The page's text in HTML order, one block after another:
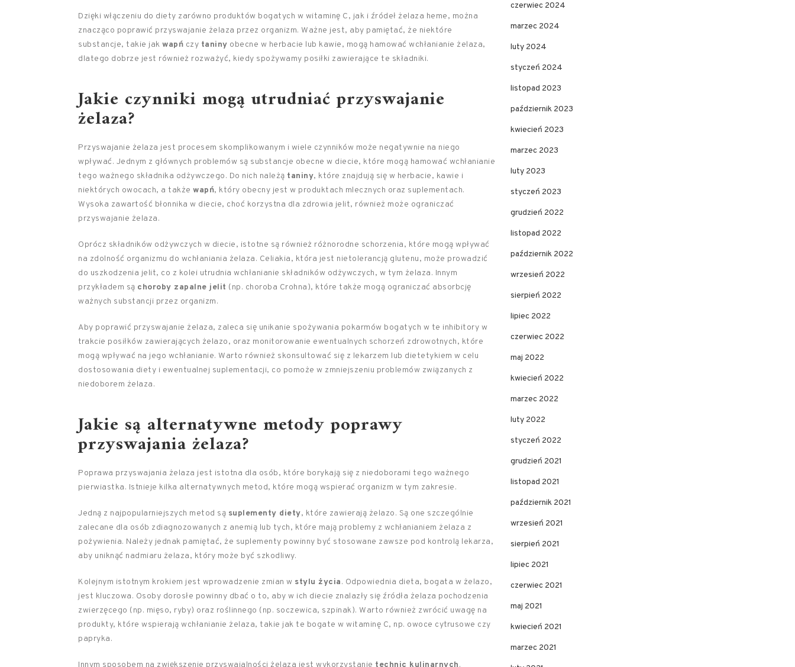
Dzięki włączeniu do diety zarówno produktów bogatych w witaminę C, jak i źródeł żelaza heme, można
znacząco poprawić przyswajanie żelaza przez organizm. Ważne jest, aby pamiętać, że niektóre
substancje, takie jak wapń czy taniny obecne w herbacie lub kawie, mogą hamować wchłanianie żelaza,
dlatego dobrze jest również rozważyć, kiedy spożywamy posiłki zawierające te składniki.
Jakie czynniki mogą utrudniać przyswajanie
żelaza?
Przyswajanie żelaza jest procesem skomplikowanym i wiele czynników może negatywnie na niego
wpływać. Jednym z głównych problemów są substancje obecne w diecie, które mogą hamować wchłanianie
tego ważnego składnika odżywczego. Do nich należą taniny, które znajdują się w herbacie, kawie i
niektórych owocach, a także wapń, który obecny jest w produktach mlecznych oraz suplementach.
Wysoka zawartość błonnika w diecie, choć korzystna dla zdrowia jelit, również może ograniczać
przyswajanie żelaza.
Oprócz składników odżywczych w diecie, istotne są również różnorodne schorzenia, które mogą wpływać
na zdolność organizmu do wchłaniania żelaza. Celiakia, która jest nietolerancją glutenu, może prowadzić
do uszkodzenia jelit, co z kolei utrudnia wchłanianie składników odżywczych, w tym żelaza. Innym
przykładem są choroby zapalne jelit (np. choroba Crohna), które także mogą ograniczać absorbcję
ważnych substancji przez organizm.
Aby poprawić przyswajanie żelaza, zaleca się unikanie spożywania pokarmów bogatych w te inhibitory w
trakcie posiłków zawierających żelazo, oraz monitorowanie ewentualnych schorzeń zdrowotnych, które
mogą wpływać na jego wchłanianie. Warto również skonsultować się z lekarzem lub dietetykiem w celu
dostosowania diety i ewentualnej suplementacji, co pomoże w zmniejszeniu problemów związanych z
niedoborem żelaza.
Jakie są alternatywne metody poprawy
przyswajania żelaza?
Poprawa przyswajania żelaza jest istotna dla osób, które borykają się z niedoborami tego ważnego
pierwiastka. Istnieje kilka alternatywnych metod, które mogą wspierać organizm w tym zakresie.
Jedną z najpopularniejszych metod są suplementy diety, które zawierają żelazo. Są one szczególnie
zalecane dla osób zdiagnozowanych z anemią lub tych, które mają problemy z wchłanianiem żelaza z
pożywienia. Należy jednak pamiętać, że suplementy powinny być stosowane zawsze pod kontrolą lekarza,
aby uniknąć nadmiaru żelaza, który może być szkodliwy.
Kolejnym istotnym krokiem jest wprowadzenie zmian w stylu życia. Odpowiednia dieta, bogata w żelazo,
jest kluczowa. Osoby dorosłe powinny dbać o to, aby w ich diecie znalazły się źródła żelaza pochodzenia
zwierzęcego (np. mięso, ryby) oraz roślinnego (np. soczewica, szpinak). Warto również zwrócić uwagę na
produkty, które wspierają wchłanianie żelaza, takie jak te bogate w witaminę C, np. owoce cytrusowe czy
papryka.
Innym sposobem na zwiększenie przyswajalności żelaza jest wykorzystanie technic kulinarnych.
czerwiec 2024
marzec 2024
luty 2024
styczeń 2024
listopad 2023
październik 2023
kwiecień 2023
marzec 2023
luty 2023
styczeń 2023
grudzień 2022
listopad 2022
październik 2022
wrzesień 2022
sierpień 2022
lipiec 2022
czerwiec 2022
maj 2022
kwiecień 2022
marzec 2022
luty 2022
styczeń 2022
grudzień 2021
listopad 2021
październik 2021
wrzesień 2021
sierpień 2021
lipiec 2021
czerwiec 2021
maj 2021
kwiecień 2021
marzec 2021